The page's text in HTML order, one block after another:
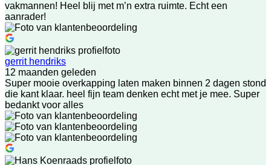
vakmannen! Heel blij met m’n extra ruimte. Echt een
aanrader!
gerrit hendriks
12 maanden geleden
Super mooie overkapping laten maken binnen 2 dagen stond
die kant klaar. heel fijn team denken echt met je mee. Super
bedankt voor alles